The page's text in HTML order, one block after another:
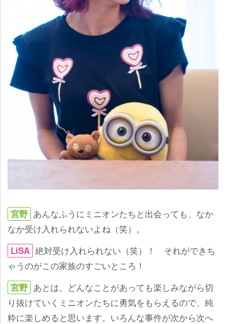
宮野 あんなふうにミニオンたちと出会っても、なか
なか受け入れられないよね（笑）。
LiSA 絶対受け入れられない（笑）！ それができち
ゃうのがこの家族のすごいところ！
宮野 あとは、どんなことがあっても楽しみながら切
り抜けていくミニオンたちに勇気をもらえるので、純
粋に楽しめると思います。いろんな事件が次から次へ